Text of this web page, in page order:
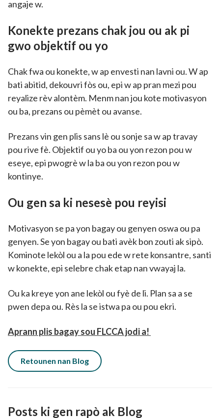
angaje w.
Konekte prezans chak jou ou ak pi
gwo objektif ou yo
Chak fwa ou konekte, w ap envesti nan lavni ou. W ap
bati abitid, dekouvri fòs ou, epi w ap pran mezi pou
reyalize rèv alontèm. Menm nan jou kote motivasyon
ou ba, prezans ou pèmèt ou avanse.
Prezans vin gen plis sans lè ou sonje sa w ap travay
pou rive fè. Objektif ou yo ba ou yon rezon pou w
eseye, epi pwogrè w la ba ou yon rezon pou w
kontinye.
Ou gen sa ki nesesè pou reyisi
Motivasyon se pa yon bagay ou genyen oswa ou pa
genyen. Se yon bagay ou bati avèk bon zouti ak sipò.
Kominote lekòl ou a la pou ede w rete konsantre, santi
w konekte, epi selebre chak etap nan vwayaj la.
Ou ka kreye yon ane lekòl ou fyè de li. Plan sa a se
pwen depa ou. Rès la se istwa pa ou pou ekri.
Aprann plis bagay sou FLCCA jodi a!
Retounen nan Blog
Posts ki gen rapò ak Blog